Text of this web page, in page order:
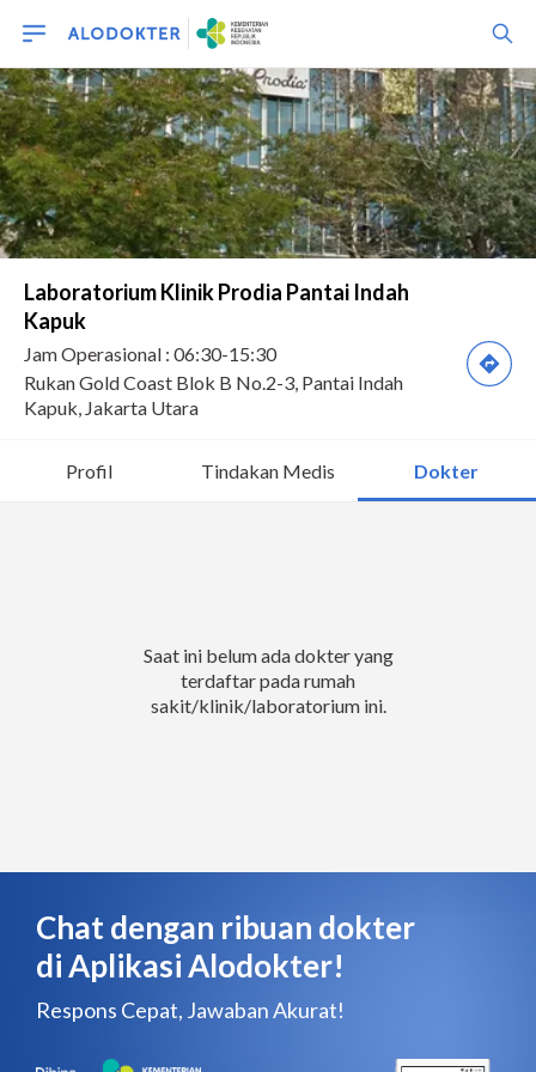
Profil Tindakan Medis Dokter
Saat ini belum ada dokter yang
terdaftar pada rumah
sakit/klinik/laboratorium ini.